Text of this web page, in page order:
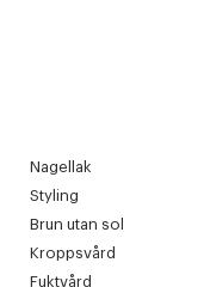
Nagellak
Styling
Brun utan sol
Kroppsvård
Fuktvård